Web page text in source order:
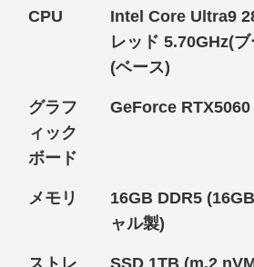
CPU
Intel Core Ultra9
レッド 5.70GHz(
(ベース)
グラフ
ィック
ボード
GeForce
メモリ
16GB DDR5
ャル製)
ストレ SSD 1TB (m.2